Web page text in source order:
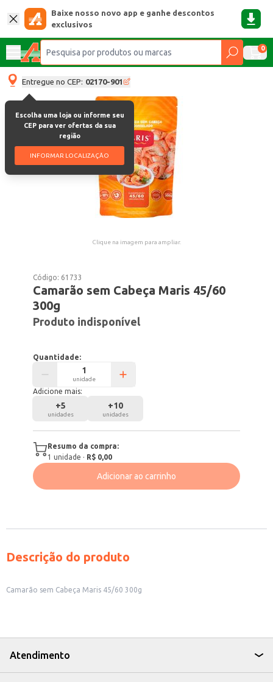
Baixe nosso novo app e ganhe descontos
exclusivos
0
Entregue no CEP: 02170-901
Escolha uma loja ou informe seu
CEP para ver ofertas da sua
região
INFORMAR LOCALIZAÇÃO
Clique na imagem para ampliar.
Código: 61733
Camarão sem Cabeça Maris 45/60
300g
Produto indisponível
Quantidade:
unidade
Adicione mais:
+5
unidades
+10
unidades
Resumo da compra:
1 unidade · R$ 0,00
Adicionar ao carrinho
Descrição do produto
Camarão sem Cabeça Maris 45/60 300g
Atendimento